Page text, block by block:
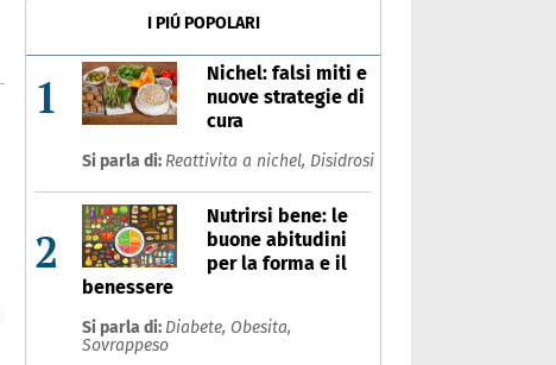
I PIÚ POPOLARI
1
Nichel: falsi miti e
nuove strategie di
cura
Si parla di: Reattivita a nichel, Disidrosi
2
Nutrirsi bene: le
buone abitudini
per la forma e il
benessere
Si parla di: Diabete, Obesita,
Sovrappeso